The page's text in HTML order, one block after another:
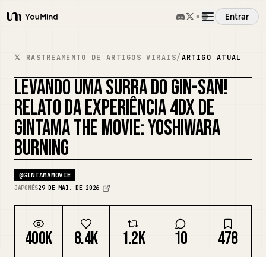
YouMind
Entrar
Visão Geral
Casos de Uso
Habilidades
Prompts
Preços
Baixar
𝕏 RASTREAMENTO DE ARTIGOS VIRAIS/ARTIGO ATUAL
LEVANDO UMA SURRA DO GIN-SAN!
RELATO DA EXPERIÊNCIA 4DX DE
GINTAMA THE MOVIE: YOSHIWARA
BURNING
@GINTAMAMOVIE
JAPONÊS29 DE MAI. DE 2026
400K 8.4K 1.2K 10 478